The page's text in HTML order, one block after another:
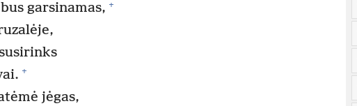
garsinamas, +
+
jėgas,